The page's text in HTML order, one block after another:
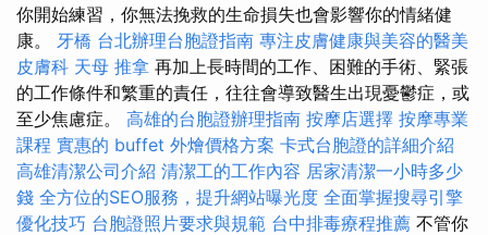
你開始練習，你無法挽救的生命損失也會影響你的情緒健
康。 牙橋 台北辦理台胞證指南 專注皮膚健康與美容的醫美
皮膚科 天母 推拿 再加上長時間的工作、困難的手術、緊張
的工作條件和繁重的責任，往往會導致醫生出現憂鬱症，或
至少焦慮症。 高雄的台胞證辦理指南 按摩店選擇 按摩專業
課程 實惠的 buffet 外燴價格方案 卡式台胞證的詳細介紹
高雄清潔公司介紹 清潔工的工作內容 居家清潔一小時多少
錢 全方位的SEO服務，提升網站曝光度 全面掌握搜尋引擎
優化技巧 台胞證照片要求與規範 台中排毒療程推薦 不管你